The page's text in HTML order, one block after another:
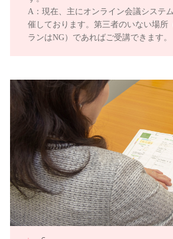
A：現在、主にオンライン会議システ
催しております。第三者のいない場所
ランはNG）であればご受講できます。